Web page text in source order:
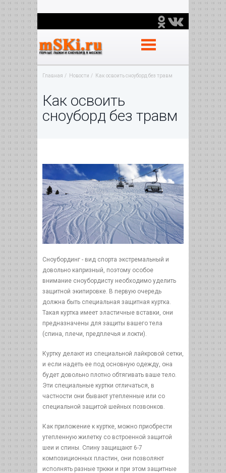
Главная Новости Как освоить сноуборд без травм
Как освоить
сноуборд без травм
Сноубординг - вид спорта экстремальный и
довольно капризный, поэтому особое
внимание сноубордисту необходимо уделить
защитной экипировке. В первую очередь
должна быть специальная защитная куртка.
Такая куртка имеет эластичные вставки, они
предназначены для защиты вашего тела
(спина, плечи, предплечья и локти).
Куртку делают из специальной лайкровой сетки,
и если надеть ее под основную одежду, она
будет довольно плотно обтягивать ваше тело.
Эти специальные куртки отличаться, в
частности они бывают утепленные или со
специальной защитой шейных позвонков.
Как приложение к куртке, можно приобрести
утепленную жилетку со встроенной защитой
шеи и спины. Спину защищают 6-7
композиционных пластин, они позволяют
исполнять разные трюки и при этом защитные